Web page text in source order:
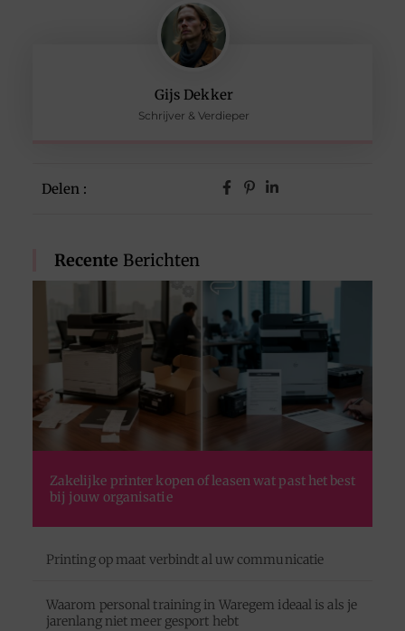
Gijs Dekker
Schrijver & Verdieper
Delen :
Recente Berichten
Zakelijke printer kopen of leasen wat past het best
bij jouw organisatie
Printing op maat verbindt al uw communicatie
Waarom personal training in Waregem ideaal is als je
jarenlang niet meer gesport hebt